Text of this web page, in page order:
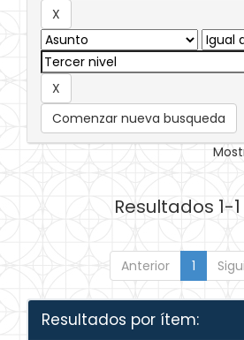
Comenzar nueva busqueda
Resultados 1-1
Anterior 1
Resultados por ítem: